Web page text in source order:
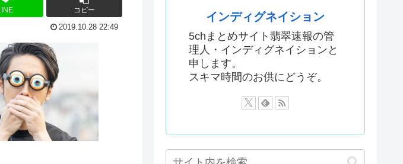
Win95開発者「日本でITが3Kと呼ばれるのは企業が根...
海外「その通り！」日本人ならどこでも発展させると語る世界...
【1966年】 母の日に9歳の息子が帰らなかった——容疑...
日本人「うちの犬、たまたまついてきた八百屋で一目惚れした...
海外「まるでトランプ」FIFAがW杯開催都市と結んだ約束...
海外「全部日本の真似だったのか…」 日本の普通のテレビ番...
お絵描きリレーってなんぞや
【海外の反応】 なぜイチローはあんなに敬遠四球が多かった...
コピー
2019.10.28 22:49
インディグネイション
5chまとめサイト翡翠速報の管
理人・インディグネイションと
申します。
スキマ時間のお供にどうぞ。